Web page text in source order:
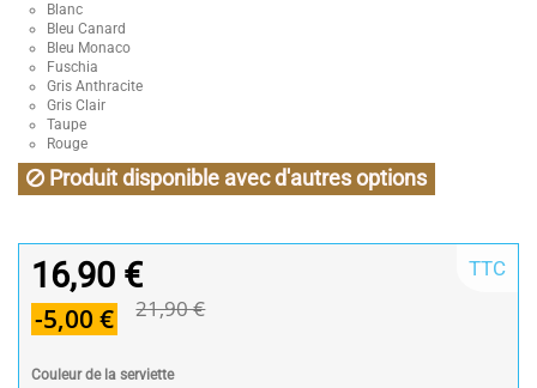
Blanc
Bleu Canard
Bleu Monaco
Fuschia
Gris Anthracite
Gris Clair
Taupe
Rouge
Produit disponible avec d'autres options
16,90 €
-5,00 € 21,90 €
TTC
Couleur de la serviette